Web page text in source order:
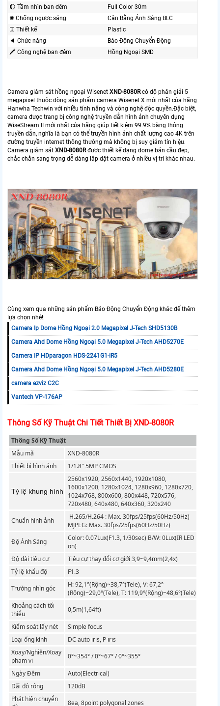
🌔 Tầm nhìn ban đêm
Full Color 30m
✺ Chống ngược sáng
Cân Bằng Ánh Sáng BLC
♊ Thiết kế
Plastic
🔈 Chức năng
Báo Động Chuyển Động
🖍 Công nghệ ban đêm
Hồng Ngoại SMD
Camera giám sát hồng ngoại Wisenet XND-8080Rcó độ phân giải 5
megapixel thuộc dòng sản phẩm camera Wisenet X mới nhất của hãng
Hanwha Techwin với nhiều tính năng và công nghệ độc quyền.Đặc biệt,
camera được trang bị công nghệ truyền dẫn hình ảnh chuyên dụng
WiseStream II mới nhất của hãng giúp tiết kiệm 99.9% băng thông
truyền dẫn, nghĩa là bạn có thể truyền hình ảnh chất lượng cao 4K trên
đường truyền internet thông thường mà không bị suy giảm tín hiệu.
Camera giám sát XND-8080Rđược thiết kế dạng dome bán cầu đẹp,
chắc chắn sang trọng dễ dàng lắp đặt camera ở nhiều vị trí khác nhau.
Cùng xem qua những sản phẩm Báo Động Chuyển Động khác để thêm
lựa chọn nhé!:
Camera Ip Dome Hồng Ngoại 2.0 Megapixel J-Tech SHD5130B
Camera Ahd Dome Hồng Ngoại 5.0 Megapixel J-Tech AHD5270E
Camera IP HDparagon HDS-2241G1-IR5
Camera Ahd Dome Hồng Ngoại 5.0 Megapixel J-Tech AHD5280E
camera ezviz C2C
Vantech VP-176AP
Thông Số Kỹ Thuật Chi Tiết Thiết Bị XND-8080R
Thông Số Kỹ Thuật
Mẫu mã
XND-8080R
Thiết bị hình ảnh
1/1.8" 5MP CMOS
Tỷ lệ khung hình
2560x1920, 2560x1440, 1920x1080,
1600x1200, 1280x1024, 1280x960, 1280x720,
1024x768, 800x600, 800x448, 720x576,
720x480, 640x480, 640x360, 320x240
Chuẩn hình ảnh
H.265/H.264 : Max. 30fps/25fps(60Hz/50Hz)
MJPEG: Max. 30fps/25fps(60Hz/50Hz)
Độ Ánh Sáng
Color: 0.07Lux(F1.3, 1/30sec) B/W: 0Lux(IR LED
on)
Độ dài tiêu cự
Tiêu cự thay đổi cơ giới 3,9~9,4mm(2,4x)
Tỷ lệ khẩu độ
F1.3
Trường nhìn góc
H: 92,1°(Rộng)~38,7°(Tele), V: 67,2°
(Rộng)~29,0°(Tele), T: 119,9°(Rộng)~48,6°(Tele)
Khoảng cách tối
thiểu
0,5m(1,64ft)
Kiểm soát lấy nét
Simple focus
Loại ống kính
DC auto iris, P iris
Xoay/Nghiên/Xoay
pham vi
0°~354° / 0°~67° / 0°~355°
Ngày Đêm
Auto(Electrical)
Dãi độ rộng
120dB
Phát hiện chuyển
8ea, 8point polygonal zones